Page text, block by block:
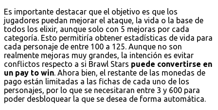
Es importante destacar que el objetivo es que los
jugadores puedan mejorar el ataque, la vida o la base de
todos los elixir, aunque solo con 5 mejoras por cada
categoría. Esto permitiría obtener estadísticas de vida para
cada personaje de entre 100 a 125. Aunque no son
realmente mejoras muy grandes, la intención es evitar
conflictos respecto a si Brawl Stars puede convertirse en
un pay to win . Ahora bien, el restante de las monedas de
pago están limitadas a las fichas de cada uno de los
personajes, por lo que se necesitaran entre 3 y 600 para
poder desbloquear la que se desea de forma automática.